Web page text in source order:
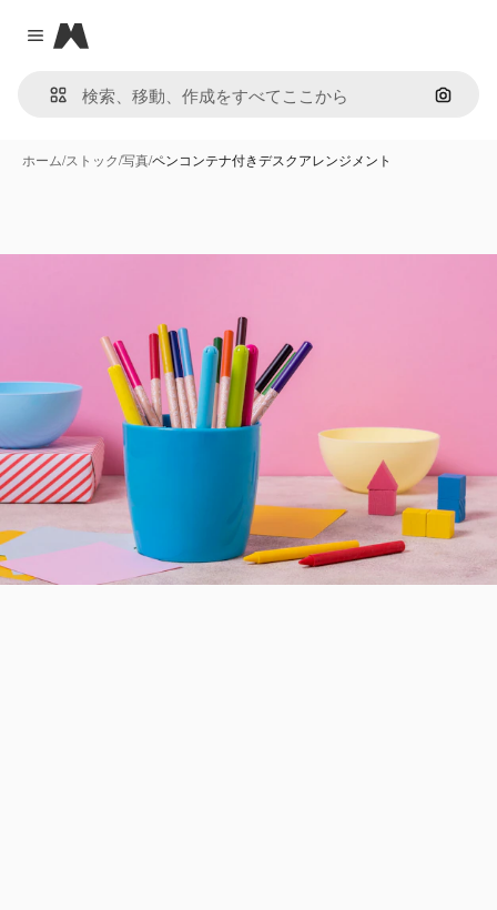
Close menu
Magnific
画像で
ホーム/ストック/写真/ペンコンテナ付きデスクアレンジメント